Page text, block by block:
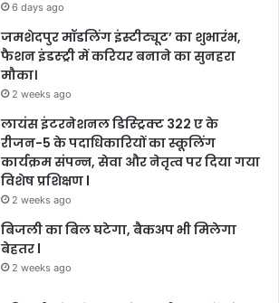
6 days ago
जमशेदपुर मॉडलिंग इंस्टीट्यूट’ का शुभारंभ,
फैशन इंडस्ट्री में करियर बनाने का सुनहरा
मौका।
2 weeks ago
लायंस इंटरनेशनल डिस्ट्रिक्ट 322 ए के
रीजन-5 के पदाधिकारियों का स्कूलिंग
कार्यक्रम संपन्न, सेवा और नेतृत्व पर दिया गया
विशेष प्रशिक्षण l
2 weeks ago
बिजली का बिल घटेगा, बैकअप भी मिलेगा
बेहतर l
2 weeks ago